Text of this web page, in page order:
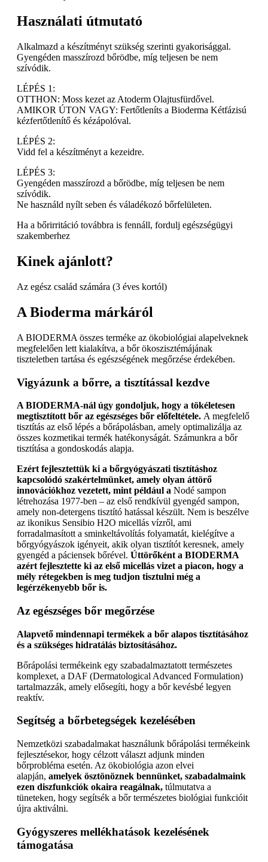
Használati útmutató
Alkalmazd a készítményt szükség szerinti gyakorisággal.
Gyengéden masszírozd bőrödbe, míg teljesen be nem
szívódik.
LÉPÉS 1:
OTTHON: Moss kezet az Atoderm Olajtusfürdővel.
AMIKOR ÚTON VAGY: Fertőtleníts a Bioderma Kétfázisú
kézfertőtlenítő és kézápolóval.
LÉPÉS 2:
Vidd fel a készítményt a kezeidre.
LÉPÉS 3:
Gyengéden masszírozd a bőrödbe, míg teljesen be nem
szívódik.
Ne használd nyílt seben és váladékozó bőrfelületen.
Ha a bőrirritáció továbbra is fennáll, fordulj egészségügyi
szakemberhez
Kinek ajánlott?
Az egész család számára (3 éves kortól)
A Bioderma márkáról
A BIODERMA összes terméke az ökobiológiai alapelveknek
megfelelően lett kialakítva, a bőr ökoszisztémájának
tiszteletben tartása és egészségének megőrzése érdekében.
Vigyázunk a bőrre, a tisztítással kezdve
A BIODERMA-nál úgy gondoljuk, hogy a tökéletesen
megtisztított bőr az egészséges bőr előfeltétele. A megfelelő
tisztítás az első lépés a bőrápolásban, amely optimalizálja az
összes kozmetikai termék hatékonyságát. Számunkra a bőr
tisztítása a gondoskodás alapja.
Ezért fejlesztettük ki a bőrgyógyászati tisztításhoz
kapcsolódó szakértelmünket, amely olyan áttörő
innovációkhoz vezetett, mint például a Nodé sampon
létrehozása 1977-ben – az első rendkívül gyengéd sampon,
amely non-detergens tisztító hatással készült. Nem is beszélve
az ikonikus Sensibio H2O micellás vízről, ami
forradalmasított a sminkeltávolítás folyamatát, kielégítve a
bőrgyógyászok igényeit, akik olyan tisztítót keresnek, amely
gyengéd a páciensek bőrével. Úttörőként a BIODERMA
azért fejlesztette ki az első micellás vizet a piacon, hogy a
mély rétegekben is meg tudjon tisztulni még a
legérzékenyebb bőr is.
Az egészséges bőr megőrzése
Alapvető mindennapi termékek a bőr alapos tisztításához
és a szükséges hidratálás biztosításához.
Bőrápolási termékeink egy szabadalmaztatott természetes
komplexet, a DAF (Dermatological Advanced Formulation)
tartalmazzák, amely elősegíti, hogy a bőr kevésbé legyen
reaktív.
Segítség a bőrbetegségek kezelésében
Nemzetközi szabadalmakat használunk bőrápolási termékeink
fejlesztésekor, hogy célzott választ adjunk minden
bőrprobléma esetén. Az ökobiológia azon elvei
alapján, amelyek ösztönöznek bennünket, szabadalmaink
ezen diszfunkciók okaira reagálnak, túlmutatva a
tüneteken, hogy segítsék a bőr természetes biológiai funkcióit
újra aktiválni.
Gyógyszeres mellékhatások kezelésének
támogatása